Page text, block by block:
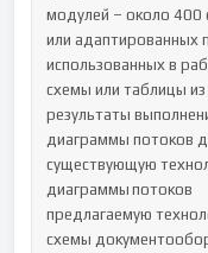
модулей – около 400
или адаптированных
использованных в
схемы или таблицы
результаты
диаграммы потоков
существующую
диаграммы	потоков	данных,	демонстрирующих
предлагаемую
схемы